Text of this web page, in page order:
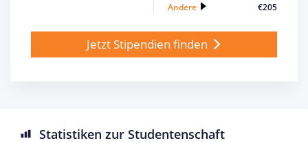
Andere
€205
Jetzt Stipendien finden
Statistiken zur Studentenschaft